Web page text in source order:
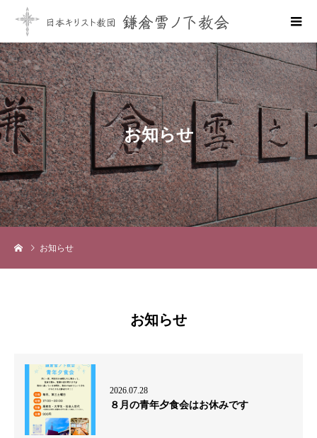
お知らせ
お知らせ
お知らせ
2026.07.28
８月の青年夕食会はお休みです